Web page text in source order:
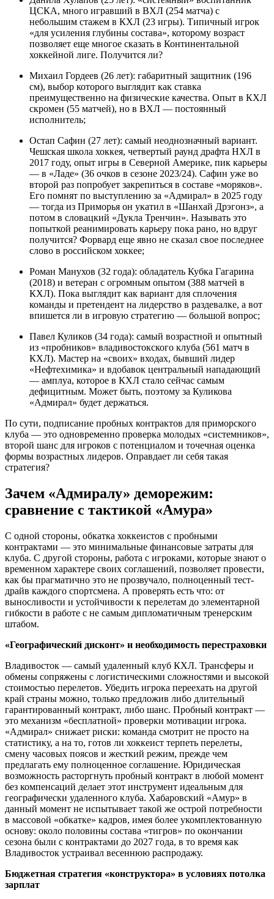
ЦСКА, много игравший в ВХЛ (254 матча) с
небольшим стажем в КХЛ (23 игры). Типичный игрок
«для усиления глубины состава», которому возраст
позволяет еще многое сказать в Континентальной
хоккейной лиге. Получится ли?
Михаил Гордеев (26 лет): габаритный защитник (196
см), выбор которого выглядит как ставка
преимущественно на физические качества. Опыт в КХЛ
скромен (55 матчей), но в ВХЛ — постоянный
исполнитель;
Остап Сафин (27 лет): самый неоднозначный вариант.
Чешская школа хоккея, четвертый раунд драфта НХЛ в
2017 году, опыт игры в Северной Америке, пик карьеры
— в «Ладе» (36 очков в сезоне 2023/24). Сафин уже во
второй раз попробует закрепиться в составе «моряков».
Его помнят по выступлению за «Адмирал» в 2025 году
— тогда из Приморья он укатил в «Шанхай Дрэгонз», а
потом в словацкий «Дукла Тренчин». Называть это
попыткой реанимировать карьеру пока рано, но вдруг
получится? Форвард еще явно не сказал свое последнее
слово в российском хоккее;
Роман Манухов (32 года): обладатель Кубка Гагарина
(2018) и ветеран с огромным опытом (388 матчей в
КХЛ). Пока выглядит как вариант для сплочения
команды и претендент на лидерство в раздевалке, а вот
впишется ли в игровую стратегию — большой вопрос;
Павел Куликов (34 года): самый возрастной и опытный
из «пробников» владивостокского клуба (561 матч в
КХЛ). Мастер на «своих» входах, бывший лидер
«Нефтехимика» и вдобавок центральный нападающий
— амплуа, которое в КХЛ стало сейчас самым
дефицитным. Может быть, поэтому за Куликова
«Адмирал» будет держаться.
По сути, подписание пробных контрактов для приморского
клуба — это одновременно проверка молодых «системников»,
второй шанс для игроков с потенциалом и точечная оценка
формы возрастных лидеров. Оправдает ли себя такая
стратегия?
Зачем «Адмиралу» деморежим:
сравнение с тактикой «Амура»
С одной стороны, обкатка хоккеистов с пробными
контрактами — это минимальные финансовые затраты для
клуба. С другой стороны, работа с игроками, которые знают о
временном характере своих соглашений, позволяет провести,
как бы прагматично это не прозвучало, полноценный тест-
драйв каждого спортсмена. А проверять есть что: от
выносливости и устойчивости к перелетам до элементарной
гибкости в работе с не самым дипломатичным тренерским
штабом.
«Географический дисконт» и необходимость перестраховки
Владивосток — самый удаленный клуб КХЛ. Трансферы и
обмены сопряжены с логистическими сложностями и высокой
стоимостью перелетов. Убедить игрока переехать на другой
край страны можно, только предложив либо длительный
гарантированный контракт, либо шанс. Пробный контракт —
это механизм «бесплатной» проверки мотивации игрока.
«Адмирал» снижает риски: команда смотрит не просто на
статистику, а на то, готов ли хоккеист терпеть перелеты,
смену часовых поясов и жесткий режим, прежде чем
предлагать ему полноценное соглашение. Юридическая
возможность расторгнуть пробный контракт в любой момент
без компенсаций делает этот инструмент идеальным для
географически удаленного клуба. Хабаровский «Амур» в
данный момент не испытывает такой же острой потребности
в массовой «обкатке» кадров, имея более укомплектованную
основу: около половины состава «тигров» по окончании
сезона были с контрактами до 2027 года, в то время как
Владивосток устраивал весеннюю распродажу.
Бюджетная стратегия «конструктора» в условиях потолка
зарплат